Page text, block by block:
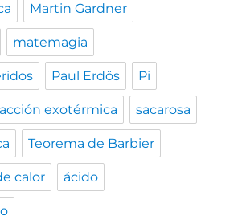
Martin Gardner
matemagia
Paul Erdös Pi
exotérmica sacarosa
Teorema de Barbier
calor ácido